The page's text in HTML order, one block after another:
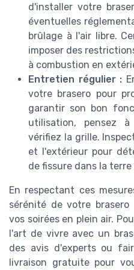
d'installer votre
éventuelles
brûlage à l'air libre.
imposer des
à combustion en
Entretien régulier :
votre brasero pour
garantir son bon
utilisation, pensez
vérifiez la grille.
et l'extérieur pour
de fissure dans la
En respectant ces
sérénité de votre
vos soirées en plein air.
l'art de vivre avec un
des avis d'experts ou
livraison gratuite pour